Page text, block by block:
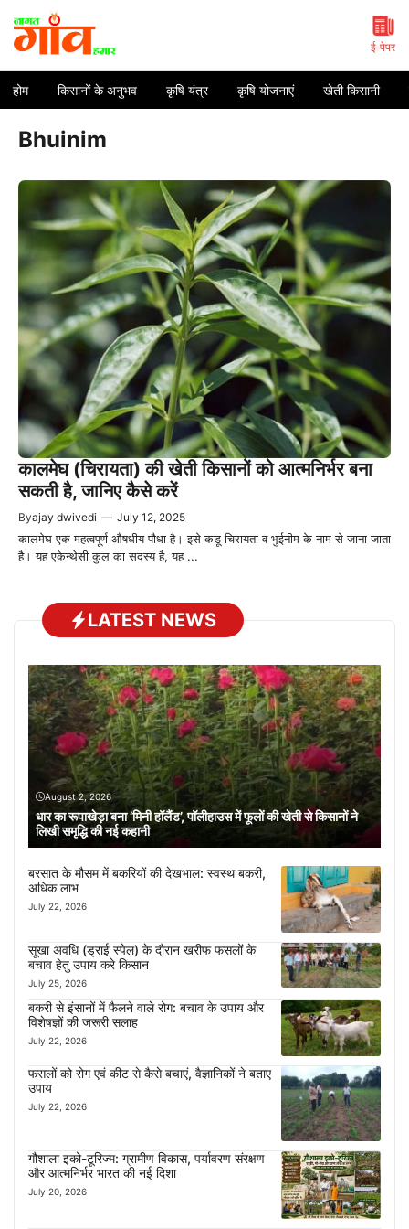
content
ई-पेपर
होम किसानों के अनुभव कृषि यंत्र कृषि योजनाएं खेती किसानी
Bhuinim
कालमेघ (चिरायता) की खेती किसानों को आत्मनिर्भर बना
सकती है, जानिए कैसे करें
Byajay dwivedi — July 12, 2025
कालमेघ एक महत्वपूर्ण औषधीय पौधा है। इसे कडू चिरायता व भुईनीम के नाम से जाना जाता
है। यह एकेन्थेसी कुल का सदस्य है, यह ...
LATEST NEWS
August 2, 2026
धार का रूपाखेड़ा बना ‘मिनी हॉलैंड’, पॉलीहाउस में फूलों की खेती से किसानों ने
लिखी समृद्धि की नई कहानी
बरसात के मौसम में बकरियों की देखभाल: स्वस्थ बकरी,
अधिक लाभ
July 22, 2026
सूखा अवधि (ड्राई स्पेल) के दौरान खरीफ फसलों के
बचाव हेतु उपाय करे किसान
July 25, 2026
बकरी से इंसानों में फैलने वाले रोग: बचाव के उपाय और
विशेषज्ञों की जरूरी सलाह
July 22, 2026
फसलों को रोग एवं कीट से कैसे बचाएं, वैज्ञानिकों ने बताए
उपाय
July 22, 2026
गौशाला इको-टूरिज्म: ग्रामीण विकास, पर्यावरण संरक्षण
और आत्मनिर्भर भारत की नई दिशा
July 20, 2026